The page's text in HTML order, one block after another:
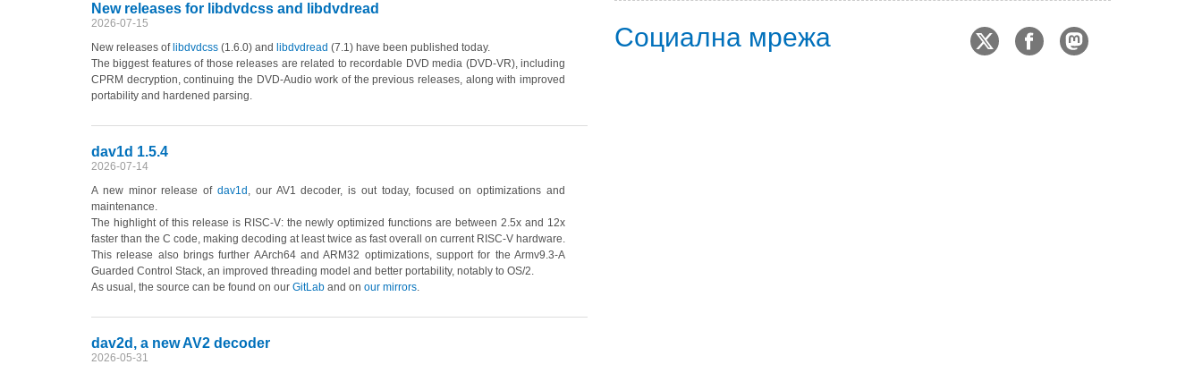
New releases for libdvdcss and libdvdread
2026-07-15
New releases of libdvdcss (1.6.0) and libdvdread (7.1) have been published today.
The biggest features of those releases are related to recordable DVD media (DVD-VR), including
CPRM decryption, continuing the DVD-Audio work of the previous releases, along with improved
portability and hardened parsing.
dav1d 1.5.4
2026-07-14
A new minor release of dav1d , our AV1 decoder, is out today, focused on optimizations and
maintenance.
The highlight of this release is RISC-V: the newly optimized functions are between 2.5x and 12x
faster than the C code, making decoding at least twice as fast overall on current RISC-V hardware.
This release also brings further AArch64 and ARM32 optimizations, support for the Armv9.3-A
Guarded Control Stack, an improved threading model and better portability, notably to OS/2.
As usual, the source can be found on our GitLab and on our mirrors.
dav2d, a new AV2 decoder
2026-05-31
Социална мрежа